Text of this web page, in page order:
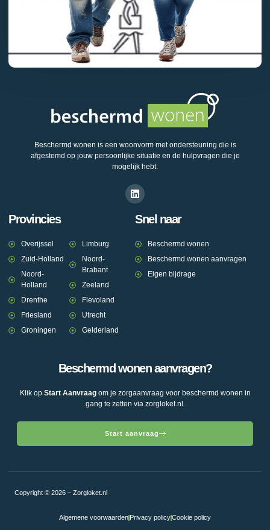
Beschermd wonen is een woonvorm met ondersteuning die is
afgestemd op jouw persoonlijke situatie en de hulpvragen die je
mogelijk hebt.
Provincies
Overijssel
Zuid-Holland
Noord-
Holland
Drenthe
Friesland
Groningen
Limburg
Noord-
Brabant
Zeeland
Flevoland
Utrecht
Gelderland
Snel naar
Beschermd wonen
Beschermd wonen aanvragen
Eigen bijdrage
Beschermd wonen aanvragen?
Klik op Start Aanvraagom je zorgaanvraag voor beschermd wonen in
gang te zetten via zorgloket.nl.
Start aanvraag
Copyright © 2026 – Zorgloket.nl
Algemene voorwaarden Privacy policyCookie policy